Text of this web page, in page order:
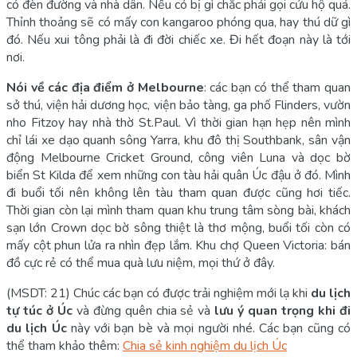
có đèn đường và nhà dân. Nếu có bị gì chắc phải gọi cứu hộ quá.
Thỉnh thoảng sẽ có mấy con kangaroo phóng qua, hay thú dữ gì
đó. Nếu xui tông phải là đi đời chiếc xe. Đi hết đoạn này là tới
nơi.
Nói về các địa điểm ở Melbourne: các bạn có thể tham quan
sở thú, viện hải dương học, viện bảo tàng, ga phố Flinders, vườn
nho Fitzoy hay nhà thờ St.Paul. Vì thời gian hạn hẹp nên mình
chỉ lái xe dạo quanh sông Yarra, khu đô thị Southbank, sân vận
động Melbourne Cricket Ground, công viên Luna và dọc bờ
biển St Kilda để xem những con tàu hải quân Úc đậu ở đó. Mình
đi buổi tối nên không lên tàu tham quan được cũng hơi tiếc.
Thời gian còn lại mình tham quan khu trung tâm sòng bài, khách
sạn lớn Crown dọc bờ sông thiệt là thơ mộng, buổi tối còn có
mấy cột phun lửa ra nhìn đẹp lắm. Khu chợ Queen Victoria: bán
đồ cực rẻ có thể mua quà lưu niệm, mọi thứ ở đây.
(MSDT: 21) Chúc các bạn có được trải nghiệm mới lạ khi du lịch
tự túc ở Úcvà đừng quên chia sẻ và lưu ý quan trọng khi đi
du lịch Úcnày với bạn bè và mọi người nhé. Các bạn cũng có
thể tham khảo thêm: Chia sẻ kinh nghiệm du lịch Úc